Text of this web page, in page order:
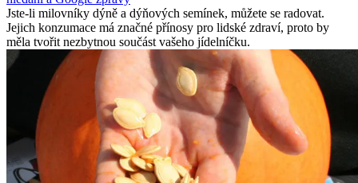
Jste-li milovníky dýně a dýňových semínek, můžete se radovat.
Jejich konzumace má značné přínosy pro lidské zdraví, proto by
měla tvořit nezbytnou součást vašeho jídelníčku.